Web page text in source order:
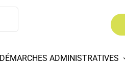
DÉMARCHES ADMINISTRATIVES